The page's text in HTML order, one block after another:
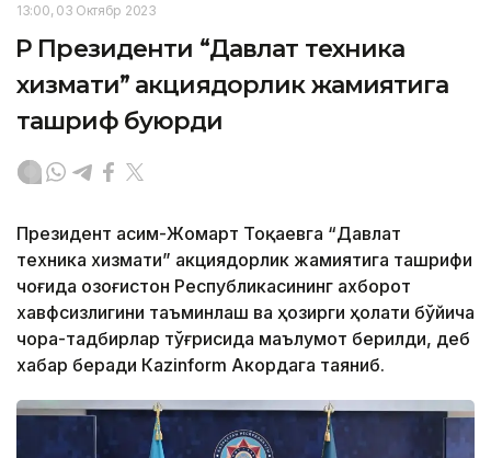
13:00, 03 Октябр 2023
ҚР Президенти “Давлат техника
хизмати” акциядорлик жамиятига
ташриф буюрди
Президент Қасим-Жомарт Тоқаевга “Давлат
техника хизмати” акциядорлик жамиятига ташрифи
чоғида Қозоғистон Республикасининг ахборот
хавфсизлигини таъминлаш ва ҳозирги ҳолати бўйича
чора-тадбирлар тўғрисида маълумот берилди, деб
хабар беради Каzinform Акордага таяниб.